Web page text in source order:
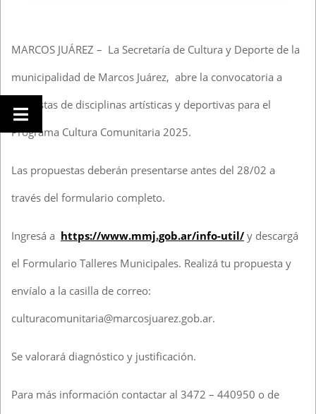
MARCOS JUÁREZ – La Secretaría de Cultura y Deporte de la
municipalidad de Marcos Juárez, abre la convocatoria a
talleristas de disciplinas artísticas y deportivas para el
Programa Cultura Comunitaria 2025.
Las propuestas deberán presentarse antes del 28/02 a
través del formulario completo.
Ingresá a https://www.mmj.gob.ar/info-util/ y descargá
el Formulario Talleres Municipales. Realizá tu propuesta y
envíalo a la casilla de correo:
culturacomunitaria@marcosjuarez.gob.ar.
Se valorará diagnóstico y justificación.
Para más información contactar al 3472 – 440950 o de